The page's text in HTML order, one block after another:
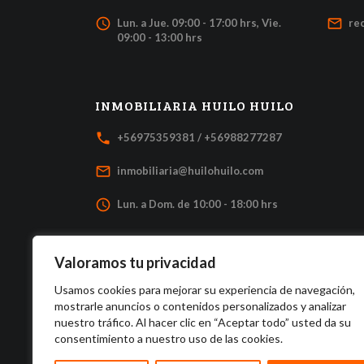
Valoramos tu privacidad
Usamos cookies para mejorar su experiencia de navegación,
mostrarle anuncios o contenidos personalizados y analizar
nuestro tráfico. Al hacer clic en “Aceptar todo” usted da su
consentimiento a nuestro uso de las cookies.
access_time Lun. a Jue. 09:00 - 17:00 hrs, Vie.
09:00 - 13:00 hrs
mail_outline
INMOBILIARIA HUILO HUILO
local_phone +56975359381 / +56988277287
mail_outline inmobiliaria@huilohuilo.com
access_time Lun. a Dom. de 10:00 - 18:00 hrs